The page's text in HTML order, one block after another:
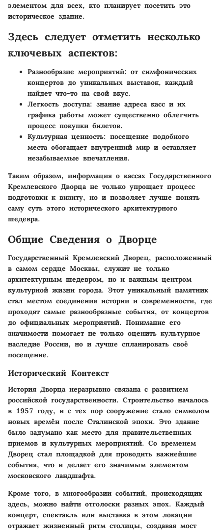
элементом для всех, кто планирует посетить это
историческое здание.
Здесь следует отметить несколько
ключевых аспектов:
Разнообразие мероприятий: от симфонических
концертов до уникальных выставок, каждый
найдет что-то на свой вкус.
Легкость доступа: знание адреса касс и их
графика работы может существенно облегчить
процесс покупки билетов.
Культурная ценность: посещение подобного
места обогащает внутренний мир и оставляет
незабываемые впечатления.
Таким образом, информация о кассах Государственного
Кремлевского Дворца не только упрощает процесс
подготовки к визиту, но и позволяет лучше понять
саму суть этого исторического архитектурного
шедевра.
Общие Сведения о Дворце
Государственный Кремлевский Дворец, расположенный
в самом сердце Москвы, служит не только
архитектурным шедевром, но и важным центром
культурной жизни города. Этот уникальный памятник
стал местом соединения истории и современности, где
проходят самые разнообразные события, от концертов
до официальных мероприятий. Понимание его
значимости помогает не только оценить культурное
наследие России, но и лучше спланировать своё
посещение.
Исторический Контекст
История Дворца неразрывно связана с развитием
российской государственности. Строительство началось
в 1957 году, и с тех пор сооружение стало символом
новых времён после Сталинской эпохи. Это здание
было задумано как место для правительственных
приемов и культурных мероприятий. Со временем
Дворец стал площадкой для проводить важнейшие
события, что и делает его значимым элементом
московского ландшафта.
Кроме того, в многообразии событий, происходящих
здесь, можно найти отголоски разных эпох. Каждый
концерт, спектакль или выставка в этом локации
отражает жизненный ритм столицы, создавая мост